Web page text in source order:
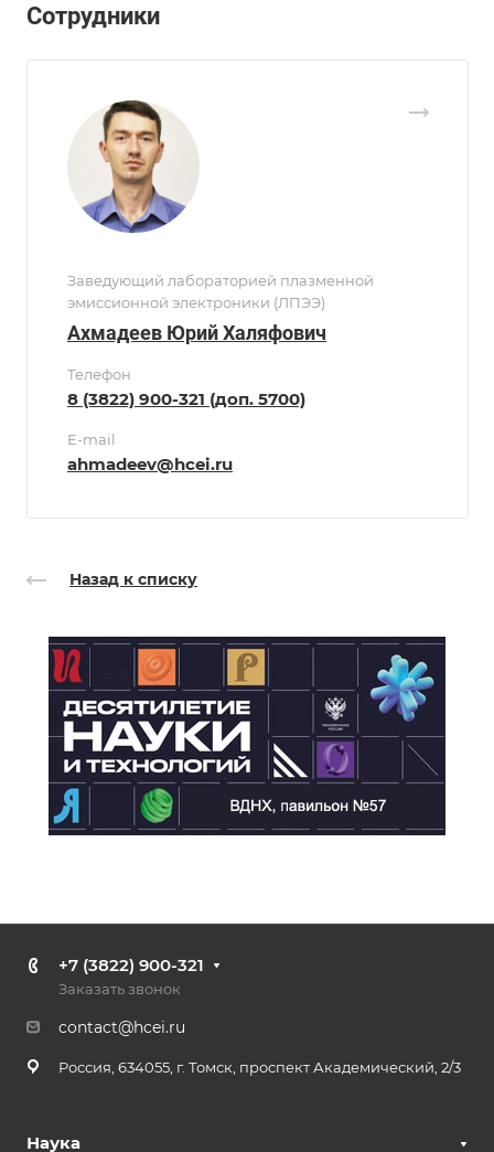
Сотрудники
Заведующий лабораторией плазменной
эмиссионной электроники (ЛПЭЭ)
Ахмадеев Юрий Халяфович
Телефон
8 (3822) 900-321 (доп. 5700)
E-mail
ahmadeev@hcei.ru
Назад к списку
+7 (3822) 900-321
Заказать звонок
contact@hcei.ru
Россия, 634055, г. Томск, проспект Академический, 2/3
Наука